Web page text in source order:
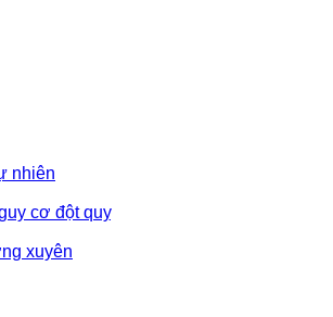
nhiên
cơ đột quỵ
xuyên